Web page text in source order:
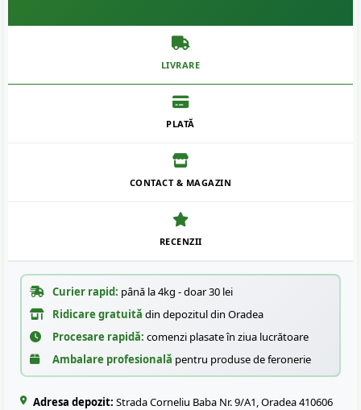
LIVRARE
PLATĂ
CONTACT & MAGAZIN
RECENZII
Curier rapid: până la 4kg - doar 30 lei
Ridicare gratuită din depozitul din Oradea
Procesare rapidă: comenzi plasate în ziua lucrătoare
Ambalare profesională pentru produse de feronerie
Adresa depozit: Strada Corneliu Baba Nr. 9/A1, Oradea 410606